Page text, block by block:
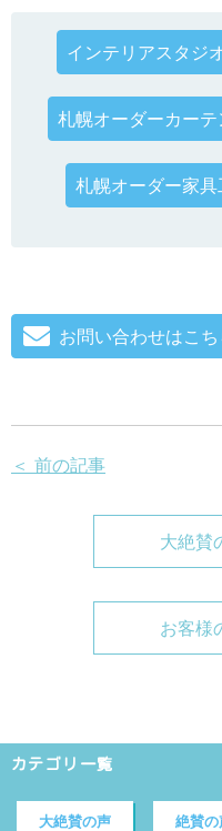
インテリアスタジ
札幌オーダーカー
札幌オーダー家
お問い合わせはこち
＜ 前の記事
大絶賛
お客様
カテゴリ一覧
大絶賛の声 絶賛の